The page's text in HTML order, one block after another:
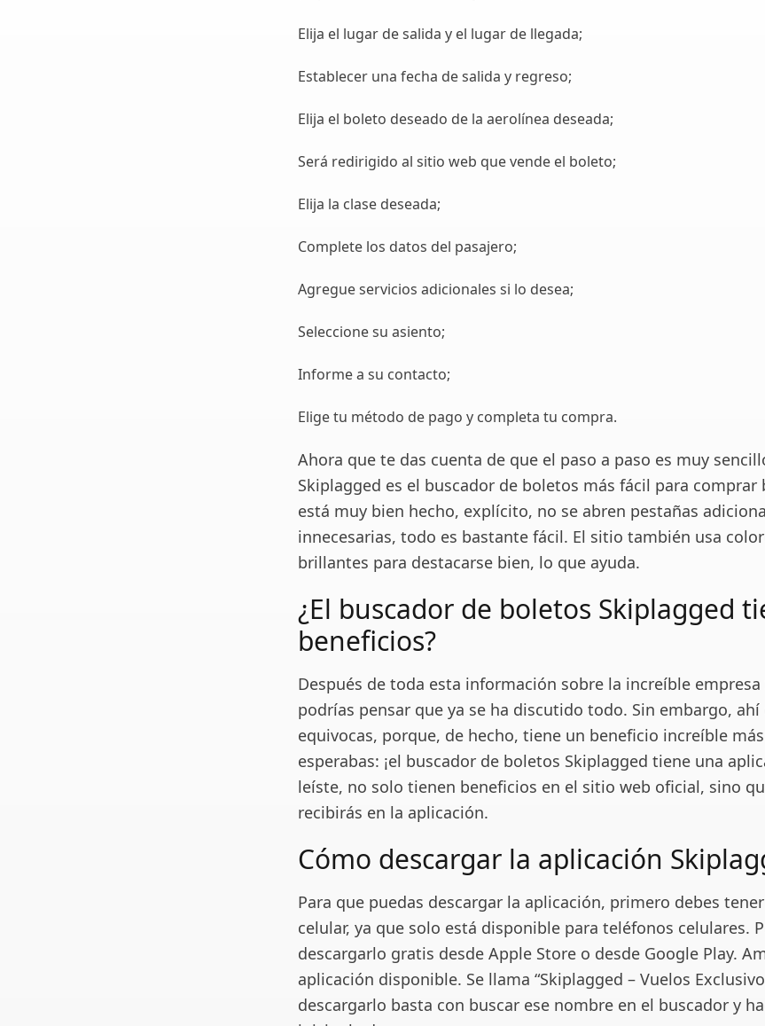
Elija el lugar de salida y el lugar de llegada;
Establecer una fecha de salida y regreso;
Elija el boleto deseado de la aerolínea deseada;
Será redirigido al sitio web que vende el boleto;
Elija la clase deseada;
Complete los datos del pasajero;
Agregue servicios adicionales si lo desea;
Seleccione su asiento;
Informe a su contacto;
Elige tu método de pago y completa tu compra.
Ahora que te das cuenta de que el paso a paso es muy
Skiplagged es el buscador de boletos más fácil para comprar
está muy bien hecho, explícito, no se abren pestañas
innecesarias, todo es bastante fácil. El sitio también usa
brillantes para destacarse bien, lo que ayuda.
¿El buscador de boletos Skiplagged
beneficios?
Después de toda esta información sobre la increíble empresa
podrías pensar que ya se ha discutido todo. Sin embargo,
equivocas, porque, de hecho, tiene un beneficio increíble
esperabas: ¡el buscador de boletos Skiplagged tiene una
leíste, no solo tienen beneficios en el sitio web oficial, sino
recibirás en la aplicación.
Cómo descargar la aplicación
Para que puedas descargar la aplicación, primero debes
celular, ya que solo está disponible para teléfonos celulares.
descargarlo gratis desde Apple Store o desde Google Play.
aplicación disponible. Se llama “Skiplagged – Vuelos
descargarlo basta con buscar ese nombre en el buscador y